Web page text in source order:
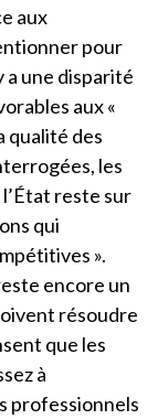
aux
pour
a une disparité
aux «
qualité des
les
reste sur
qui
».
encore un
résoudre
que les
à
professionnels